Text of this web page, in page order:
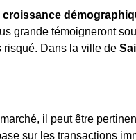
croissance
grande témoigneront
risqué. Dans la ville de
il peut être
sur les transactions